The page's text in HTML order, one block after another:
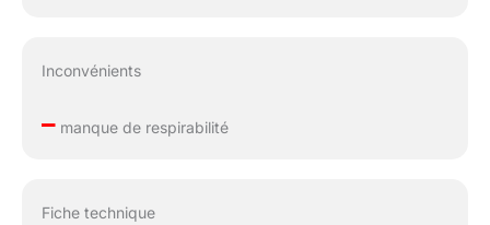
Inconvénients
–manque de respirabilité
Fiche technique